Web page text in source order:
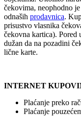
čekovima, neophodno
odnaših prodavnica.
prisustvo vlasnika
čekovna kartica). Pored
dužan da na pozadini
lične karte.
INTERNET
Plaćanje preko
Plaćanje